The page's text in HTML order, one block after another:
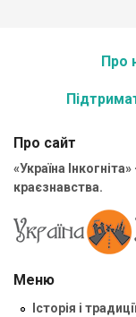
Про
Про сайт
«Україна
краєзнавства.
Меню
Історія і традиції